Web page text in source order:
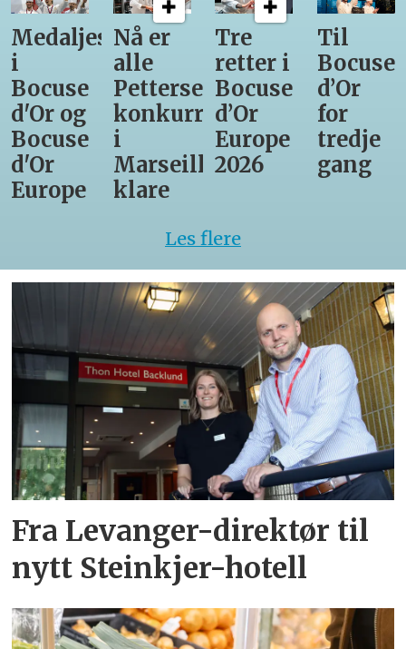
Medaljestatistikk
i
Bocuse
d'Or og
Bocuse
d'Or
Europe
Nå er
alle
Pettersens
konkurrenter
i
Marseille
klare
Tre
retter i
Bocuse
d’Or
Europe
2026
Til
Bocuse
d’Or
for
tredje
gang
Les flere
Fra Levanger-direktør til
nytt Steinkjer-hotell